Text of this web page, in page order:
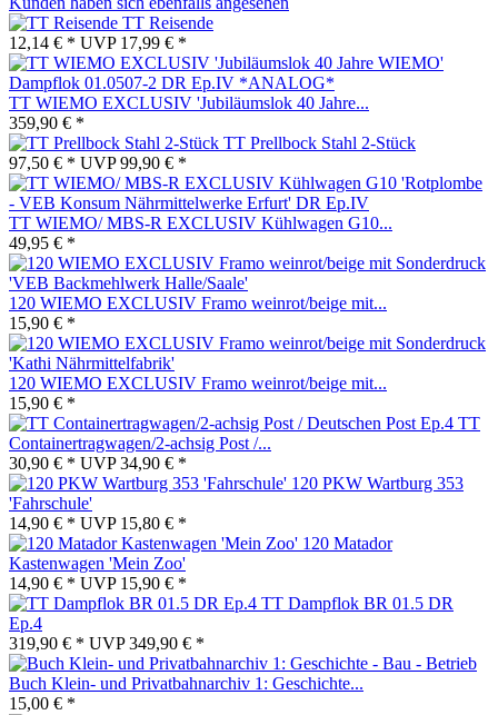
TT Reisende
12,14 € * UVP 17,99 € *
TT WIEMO EXCLUSIV 'Jubiläumslok 40 Jahre...
359,90 € *
TT Prellbock Stahl 2-Stück
97,50 € * UVP99,90 € *
TT WIEMO/ MBS-R EXCLUSIV Kühlwagen G10...
49,95 € *
120 WIEMO EXCLUSIV Framo weinrot/beige mit...
15,90 € *
120 WIEMO EXCLUSIV Framo weinrot/beige mit...
15,90 € *
TT
Containertragwagen/2-achsig Post /...
30,90 € * UVP34,90 € *
120 PKW Wartburg 353
'Fahrschule'
14,90 € * UVP 15,80 € *
120 Matador
Kastenwagen 'Mein Zoo'
14,90 € * UVP 15,90 € *
TT Dampflok BR 01.5 DR
Ep.4
319,90 € * UVP349,90 € *
Buch Klein- und Privatbahnarchiv 1: Geschichte...
15,00 € *